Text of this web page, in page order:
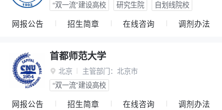
“双一流”建设高校
研究生院 自划线院校
网报公告 招生简章 在线咨询 调剂办法
首都师范大学
 北京 主管部门： 北京市
“双一流”建设高校
网报公告 招生简章 在线咨询 调剂办法